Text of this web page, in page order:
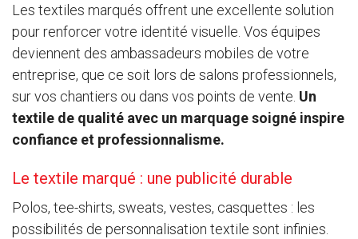
Les textiles marqués offrent une excellente solution
pour renforcer votre identité visuelle. Vos équipes
deviennent des ambassadeurs mobiles de votre
entreprise, que ce soit lors de salons professionnels,
sur vos chantiers ou dans vos points de vente. Un
textile de qualité avec un marquage soigné inspire
confiance et professionnalisme.
Le textile marqué : une publicité durable
Polos, tee-shirts, sweats, vestes, casquettes : les
possibilités de personnalisation textile sont infinies.